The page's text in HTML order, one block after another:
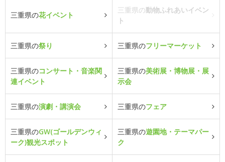
三重県の花イベント
三重県の動物ふれあいイベン
ト
三重県の祭り 三重県のフリーマーケット
三重県のコンサート・音楽関
連イベント
三重県の美術展・博物展・展
示会
三重県の演劇・講演会 三重県のフェア
三重県のGW(ゴールデンウィ
ーク)観光スポット
三重県の遊園地・テーマパー
ク